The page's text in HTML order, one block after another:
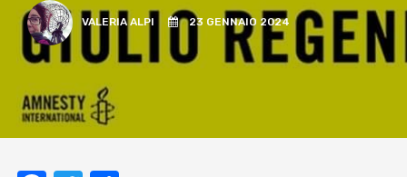
VALERIA ALPI 23 GENNAIO 2024